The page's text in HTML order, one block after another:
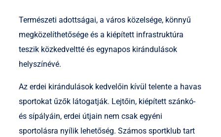
Természeti adottságai, a város közelsége, könnyű
megközelíthetősége és a kiépített infrastruktúra
teszik közkedveltté és egynapos kirándulások
helyszínévé.
Az erdei kirándulások kedvelőin kívül telente a havas
sportokat űzők látogatják. Lejtőin, kiépített szánkó-
és sípályáin, erdei útjain nem csak egyéni
sportolásra nyílik lehetőség. Számos sportklub tart